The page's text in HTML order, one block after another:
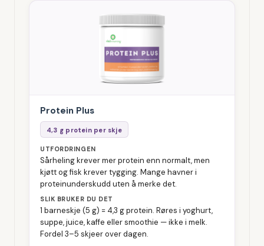
Protein Plus
4,3 g protein per skje
UTFORDRINGEN
Sårheling krever mer protein enn normalt, men
kjøtt og fisk krever tygging. Mange havner i
proteinunderskudd uten å merke det.
SLIK BRUKER DU DET
1 barneskje (5 g) = 4,3 g protein. Røres i yoghurt,
suppe, juice, kaffe eller smoothie — ikke i melk.
Fordel 3–5 skjeer over dagen.